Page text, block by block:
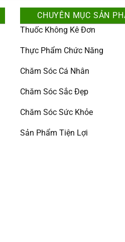
CHUYÊN MỤC SẢN
Thuốc Không Kê Đơn
Thực Phẩm Chức Năng
Chăm Sóc Cá Nhân
Chăm Sóc Sắc Đẹp
Chăm Sóc Sức Khỏe
Sản Phẩm Tiện Lợi